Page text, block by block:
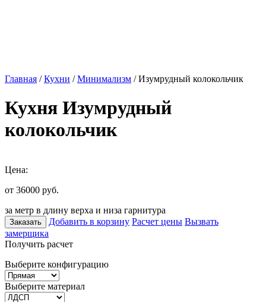
Главная /Кухни /Минимализм / Изумрудный колокольчик
Кухня Изумрудный
колокольчик
Цена:
от 36000 руб.
за метр в длину верха и низа гарнитура
Заказать Добавить в корзину Расчет цены Вызвать
замерщика
Получить расчет
Выберите конфигурацию
Выберите материал